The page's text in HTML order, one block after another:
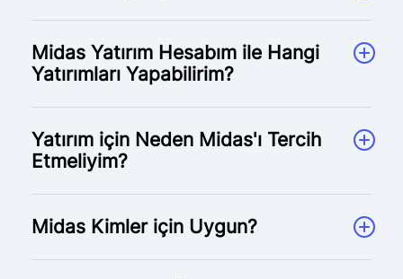
Midas Yatırım Hesabım ile Hangi
Yatırımları Yapabilirim?
Yatırım için Neden Midas'ı Tercih
Etmeliyim?
Midas Kimler için Uygun?